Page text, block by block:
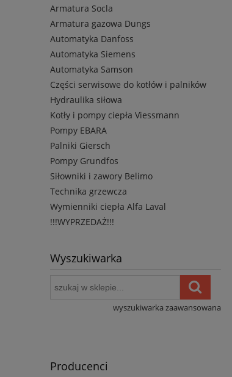
Armatura Socla
Armatura gazowa Dungs
Automatyka Danfoss
Automatyka Siemens
Automatyka Samson
Części serwisowe do kotłów i palników
Hydraulika siłowa
Kotły i pompy ciepła Viessmann
Pompy EBARA
Palniki Giersch
Pompy Grundfos
Siłowniki i zawory Belimo
Technika grzewcza
Wymienniki ciepła Alfa Laval
!!!WYPRZEDAŻ!!!
Wyszukiwarka
wyszukiwarka zaawansowana
Producenci